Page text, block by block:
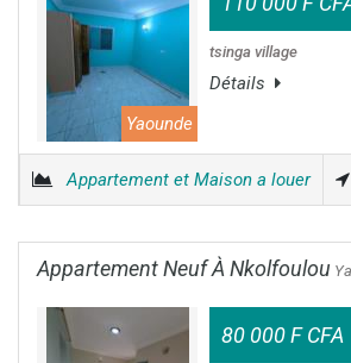
Yaounde
tsinga village
Détails
Appartement et Maison a louer
Appartement Neuf À Nkolfoulou
80 000 F CFA